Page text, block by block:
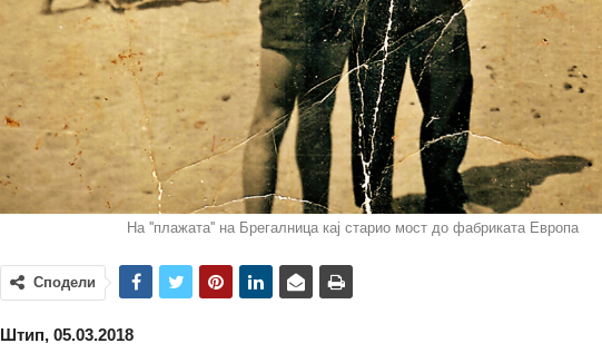
На ''плажата'' на Брегалница кај старио мост до фабриката Европа
Сподели
Штип, 05.03.2018